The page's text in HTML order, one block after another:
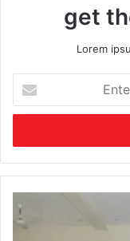
get
Lorem
your
Email